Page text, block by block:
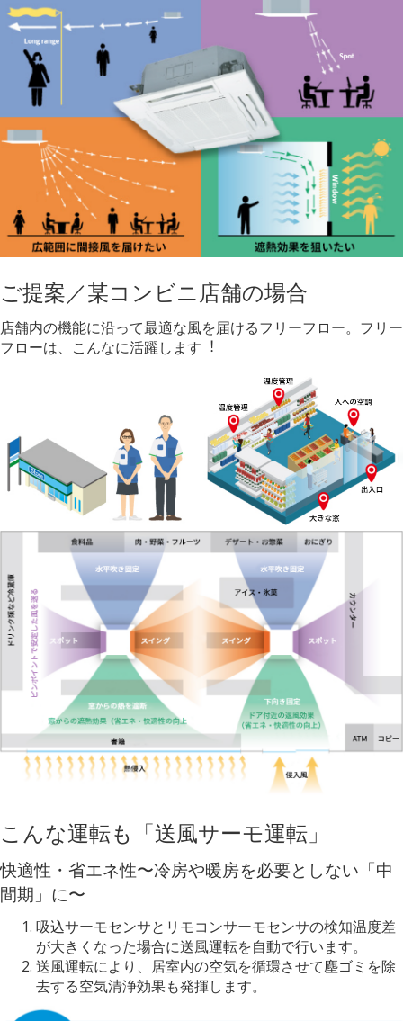
ご提案／某コンビニ店舗の場合
店舗内の機能に沿って最適な風を届けるフリーフロー。フリー
フローは、こんなに活躍します︕
こんな運転も「送風サーモ運転」
快適性・省エネ性〜冷房や暖房を必要としない「中
間期」に〜
吸込サーモセンサとリモコンサーモセンサの検知温度差
が大きくなった場合に送風運転を自動で行います。
送風運転により、居室内の空気を循環させて塵ゴミを除
去する空気清浄効果も発揮します。